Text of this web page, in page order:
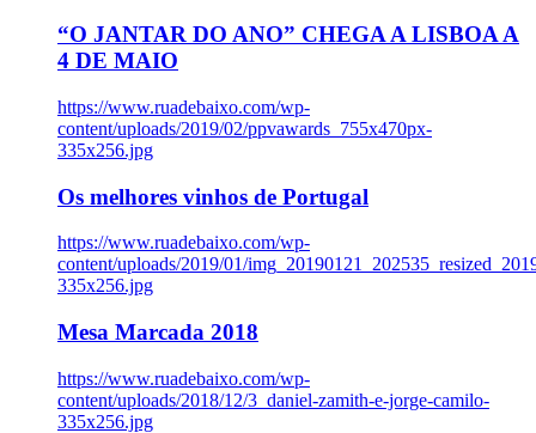
“O JANTAR DO ANO” CHEGA A LISBOA A
4 DE MAIO
https://www.ruadebaixo.com/wp-
content/uploads/2019/02/ppvawards_755x470px-
335x256.jpg
Os melhores vinhos de Portugal
https://www.ruadebaixo.com/wp-
content/uploads/2019/01/
335x256.jpg
Mesa Marcada 2018
https://www.ruadebaixo.com/wp-
content/uploads/2018/12/3_daniel-zamith-e-jorge-camilo-
335x256.jpg